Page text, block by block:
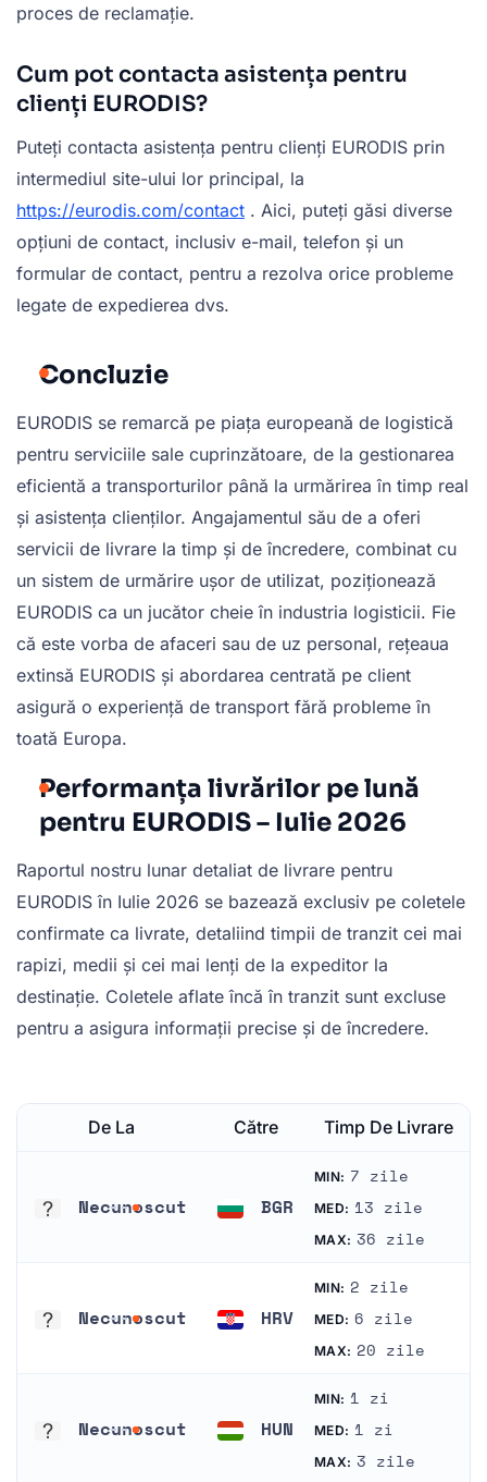
proces de reclamație.
Cum pot contacta asistența pentru
clienți EURODIS?
Puteți contacta asistența pentru clienți EURODIS prin
intermediul site-ului lor principal, la
https://eurodis.com/contact . Aici, puteți găsi diverse
opțiuni de contact, inclusiv e-mail, telefon și un
formular de contact, pentru a rezolva orice probleme
legate de expedierea dvs.
Concluzie
EURODIS se remarcă pe piața europeană de logistică
pentru serviciile sale cuprinzătoare, de la gestionarea
eficientă a transporturilor până la urmărirea în timp real
și asistența clienților. Angajamentul său de a oferi
servicii de livrare la timp și de încredere, combinat cu
un sistem de urmărire ușor de utilizat, poziționează
EURODIS ca un jucător cheie în industria logisticii. Fie
că este vorba de afaceri sau de uz personal, rețeaua
extinsă EURODIS și abordarea centrată pe client
asigură o experiență de transport fără probleme în
toată Europa.
Performanța livrărilor pe lună
pentru EURODIS – Iulie 2026
Raportul nostru lunar detaliat de livrare pentru
EURODIS în Iulie 2026 se bazează exclusiv pe coletele
confirmate ca livrate, detaliind timpii de tranzit cei mai
rapizi, medii și cei mai lenți de la expeditor la
destinație. Coletele aflate încă în tranzit sunt excluse
pentru a asigura informații precise și de încredere.
De La Către Timp De Livrare
Necunoscut BGR
MIN: 7 zile
MED: 13 zile
MAX: 36 zile
Necunoscut HRV
MIN: 2 zile
MED: 6 zile
MAX: 20 zile
Necunoscut HUN
MIN: 1 zi
MED: 1 zi
MAX: 3 zile